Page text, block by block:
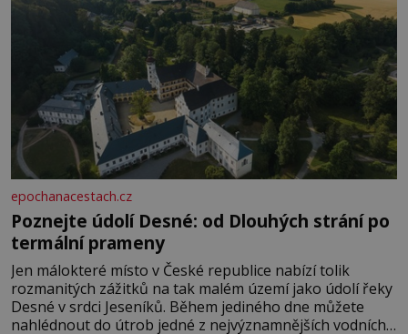
epochanacestach.cz
Poznejte údolí Desné: od Dlouhých strání po
termální prameny
Jen málokteré místo v České republice nabízí tolik
rozmanitých zážitků na tak malém území jako údolí řeky
Desné v srdci Jeseníků. Během jediného dne můžete
nahlédnout do útrob jedné z nejvýznamnějších vodních